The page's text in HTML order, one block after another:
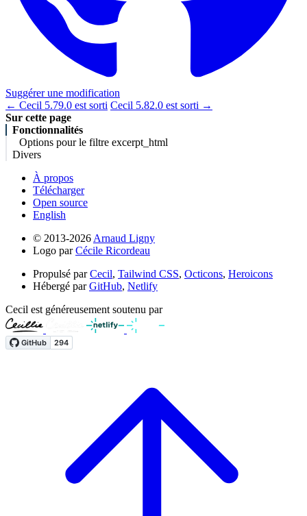
Suggérer une modification
← Cecil 5.79.0 est sorti Cecil 5.82.0 est sorti →
Sur cette page
Fonctionnalités
Options pour le filtre excerpt_html
Divers
À propos
Télécharger
Open source
English
© 2013-2026 Arnaud Ligny
Logo parCécile Ricordeau
Propulsé parCecil, Tailwind CSS, Octicons, Heroicons
Hébergé parGitHub, Netlify
Cecil est généreusement soutenu par